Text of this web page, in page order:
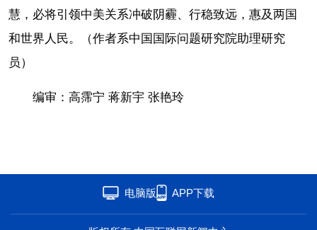
慧，必将引领中美关系冲破阴霾、行稳致远，惠及两国
和世界人民。（作者系中国国际问题研究院助理研究
员）
编审：高霈宁 蒋新宇 张艳玲
电脑版 APP下载